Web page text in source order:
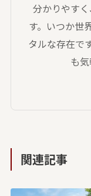
分かりやす
す。いつか世
タルな存在で
も
関連記事